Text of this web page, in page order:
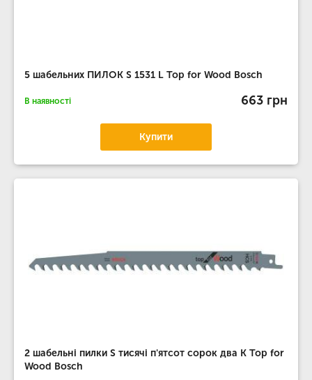
5 шабельних ПИЛОК S 1531 L Top for Wood Bosch
В наявності 663 грн
Купити
2 шабельні пилки S тисячі п'ятсот сорок два K Top for
Wood Bosch